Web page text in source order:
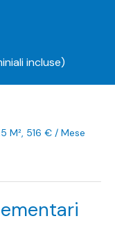
incluse)
M², 516 € / Mese